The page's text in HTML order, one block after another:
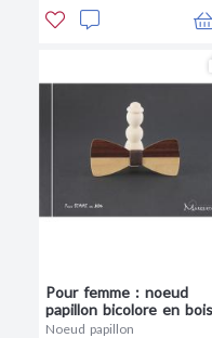
Pour femme : noeud
papillon bicolore en bois
Noeud papillon